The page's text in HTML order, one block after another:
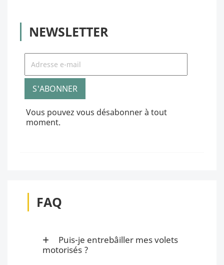
NEWSLETTER
Vous pouvez vous désabonner à tout
moment.
FAQ
Puis-je entrebâiller mes volets
motorisés ?